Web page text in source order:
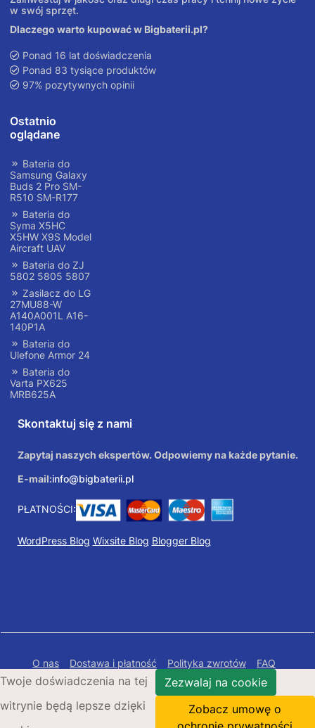
w swój sprzęt.
Dlaczego warto kupować w Bigbaterii.pl?
Ponad 16 lat doświadczenia
Ponad 83 tysiące produktów
97% pozytywnych opinii
Ostatnio
oglądane
Bateria do
Samsung Galaxy
Buds 2 Pro SM-
R510 SM-R177
Bateria do
Syma X5HC
X5HW X9S Model
Aircraft UAV
Bateria do ZJ
5802 5805 5807
Zasilacz do LG
27MU88-W
A140A001L A16-
140P1A
Bateria do
Ulefone Armor 24
Bateria do
Varta PX625
MRB625A
Skontaktuj się z nami
Zapytaj naszych ekspertów. Odpowiemy na każde pytanie.
E-mail:info@bigbaterii.pl
PŁATNOŚCI:
WordPress Blog Wixsite Blog Blogger Blog
O nas Dostawa i płatność Polityka zwrotów
FAQ
Polityka prywatności
Mapa Strony
Copyright © 2026 Bigbaterii.pl. Wszelkie prawa
zastrzeżone.
Twoje doświadczenia na tej
witrynie będą lepsze dzięki
Zezwalaj na cookie
Zobacz umowę o